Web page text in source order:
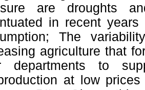
are droughts
in recent
The
agriculture that
departments to
at low